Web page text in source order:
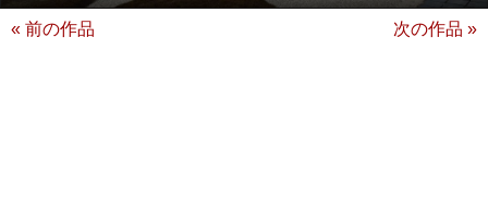
« 前の作品 次の作品 »